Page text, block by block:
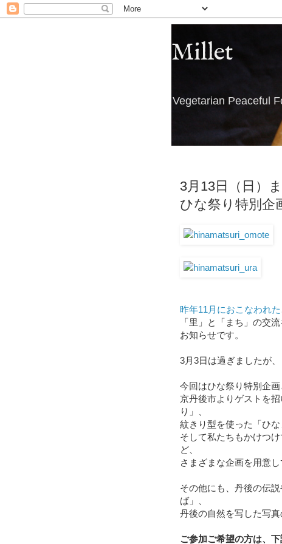
Millet
Vegetarian Peaceful
3月13日（日）
ひな祭り特別
昨年11月におこなわれた
「里」と「まち」の交
お知らせです。
3月3日は過ぎましたが、
今回はひな祭り特別企画
京丹後市よりゲストを
り」、
紋きり型を使った「ひな
そして私たちもかけつ
ど、
さまざまな企画を用意し
その他にも、丹後の伝
ば」、
丹後の自然を写した写真
ご参加ご希望の方は、下